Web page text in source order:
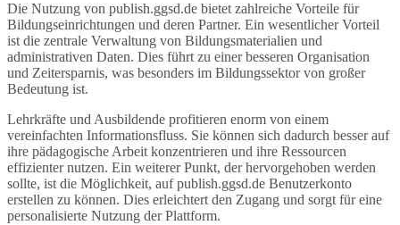
Die Nutzung von publish.ggsd.de bietet zahlreiche Vorteile für
Bildungseinrichtungen und deren Partner. Ein wesentlicher Vorteil
ist die zentrale Verwaltung von Bildungsmaterialien und
administrativen Daten. Dies führt zu einer besseren Organisation
und Zeitersparnis, was besonders im Bildungssektor von großer
Bedeutung ist.
Lehrkräfte und Ausbildende profitieren enorm von einem
vereinfachten Informationsfluss. Sie können sich dadurch besser auf
ihre pädagogische Arbeit konzentrieren und ihre Ressourcen
effizienter nutzen. Ein weiterer Punkt, der hervorgehoben werden
sollte, ist die Möglichkeit, auf publish.ggsd.de Benutzerkonto
erstellen zu können. Dies erleichtert den Zugang und sorgt für eine
personalisierte Nutzung der Plattform.